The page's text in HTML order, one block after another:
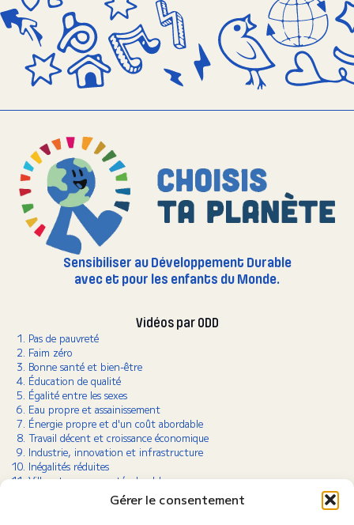
Gérer le consentement
Sensibiliser au Développement Durable
avec et pour les enfants du Monde.
Vidéos par ODD
Pas de pauvreté
Faim zéro
Bonne santé et bien-être
Éducation de qualité
Égalité entre les sexes
Eau propre et assainissement
Énergie propre et d'un coût abordable
Travail décent et croissance économique
Industrie, innovation et infrastructure
Inégalités réduites
Villes et communautés durables
Consommation et production responsables
Lutte contre le changement climatique